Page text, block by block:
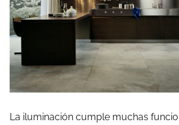
La iluminación cumple muchas